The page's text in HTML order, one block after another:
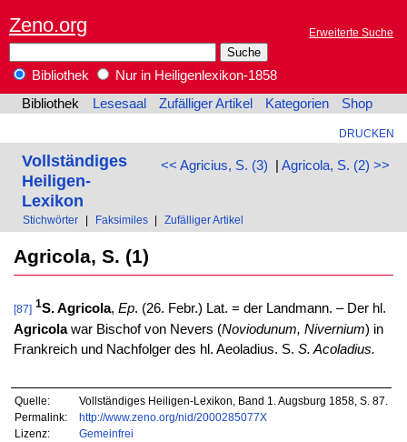
Zeno.org Erweiterte Suche
Bibliothek
Nur in Heiligenlexikon-1858
Bibliothek
Lesesaal Zufälliger Artikel Kategorien Shop
DRUCKEN
<< Agricius, S. (3) | Agricola, S. (2) >>
Vollständiges
Heiligen-
Lexikon
Stichwörter Faksimiles Zufälliger Artikel
Agricola, S. (1)
[87] 1S. Agricola, Ep. (26. Febr.) Lat. = der Landmann. – Der hl.
Agricolawar Bischof von Nevers (Noviodunum, Nivernium) in
Frankreich und Nachfolger des hl. Aeoladius. S. S. Acoladius.
Quelle:
Vollständiges Heiligen-Lexikon, Band 1. Augsburg 1858, S. 87.
Permalink:
http://www.zeno.org/nid/2000285077X
Lizenz:
Gemeinfrei